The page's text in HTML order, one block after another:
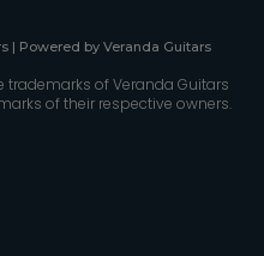
| Powered by Veranda Guitars
of Veranda Guitars
of their respective owners.